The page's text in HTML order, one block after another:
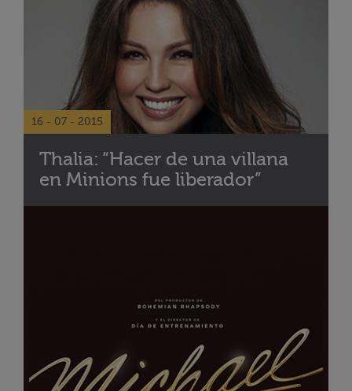
16 - 07 - 2015
Thalia: “Hacer de una villana
en Minions fue liberador”